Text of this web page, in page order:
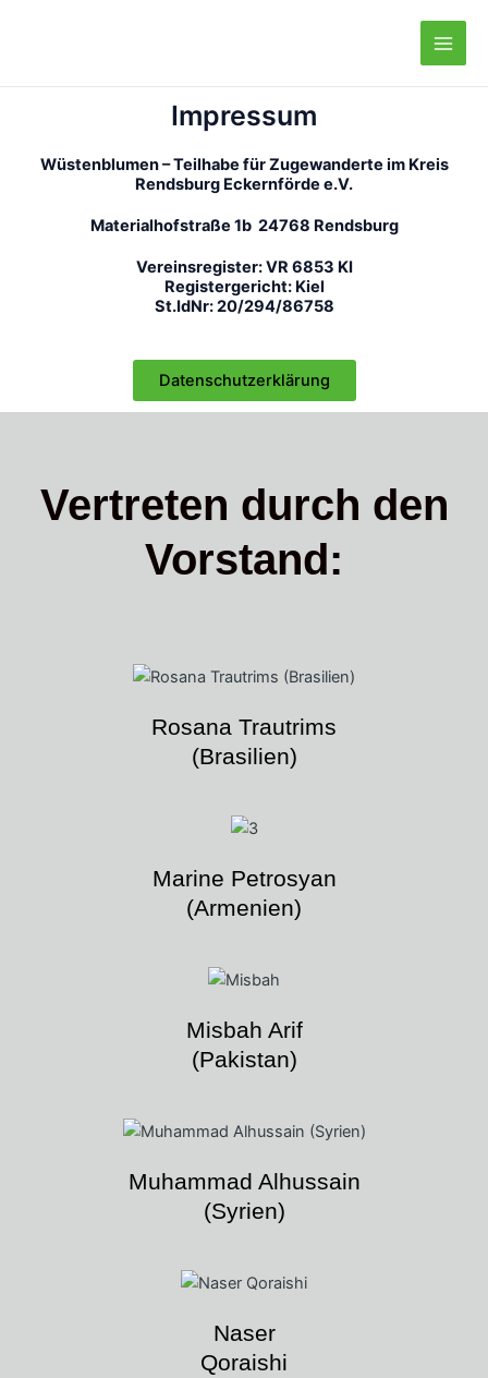
Main
Impressum
Wüstenblumen – Teilhabe für Zugewanderte im Kreis
Rendsburg Eckernförde e.V.
Materialhofstraße 1b 24768 Rendsburg
Vereinsregister: VR 6853 KI
Registergericht: Kiel
St.IdNr: 20/294/86758
Datenschutzerklärung
Vertreten durch den
Vorstand:
Rosana Trautrims
(Brasilien)
Marine Petrosyan
(Armenien)
Misbah Arif
(Pakistan)
Muhammad Alhussain
(Syrien)
Naser
Qoraishi